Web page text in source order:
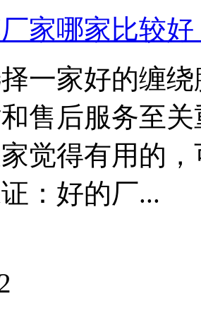
家哪家比较
家好的缠绕
售后服务至
家觉得有用
：好的厂...